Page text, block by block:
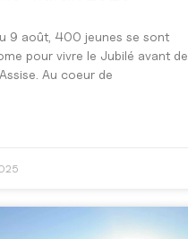
9 août, 400 jeunes se sont
pour vivre le Jubilé avant de
Au coeur de